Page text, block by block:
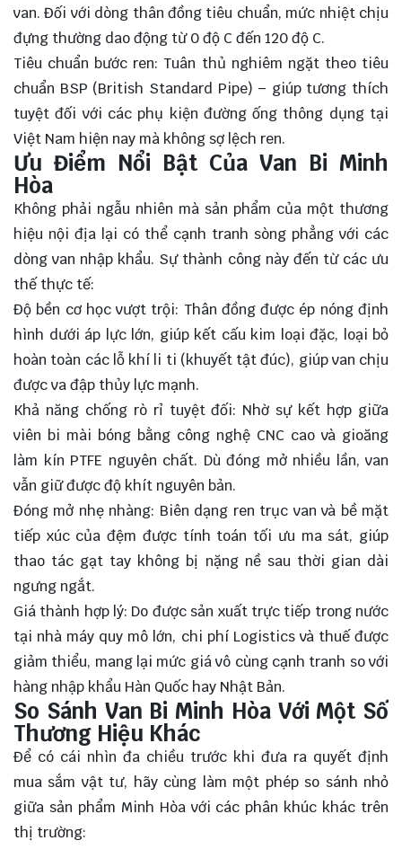
van. Đối với dòng thân đồng tiêu chuẩn, mức nhiệt chịu
đựng thường dao động từ 0 độ C đến 120 độ C.
Tiêu chuẩn bước ren: Tuân thủ nghiêm ngặt theo tiêu
chuẩn BSP (British Standard Pipe) – giúp tương thích
tuyệt đối với các phụ kiện đường ống thông dụng tại
Việt Nam hiện nay mà không sợ lệch ren.
Ưu Điểm Nổi Bật Của Van Bi Minh
Hòa
Không phải ngẫu nhiên mà sản phẩm của một thương
hiệu nội địa lại có thể cạnh tranh sòng phẳng với các
dòng van nhập khẩu. Sự thành công này đến từ các ưu
thế thực tế:
Độ bền cơ học vượt trội: Thân đồng được ép nóng định
hình dưới áp lực lớn, giúp kết cấu kim loại đặc, loại bỏ
hoàn toàn các lỗ khí li ti (khuyết tật đúc), giúp van chịu
được va đập thủy lực mạnh.
Khả năng chống rò rỉ tuyệt đối: Nhờ sự kết hợp giữa
viên bi mài bóng bằng công nghệ CNC cao và gioăng
làm kín PTFE nguyên chất. Dù đóng mở nhiều lần, van
vẫn giữ được độ khít nguyên bản.
Đóng mở nhẹ nhàng: Biên dạng ren trục van và bề mặt
tiếp xúc của đệm được tính toán tối ưu ma sát, giúp
thao tác gạt tay không bị nặng nề sau thời gian dài
ngưng ngắt.
Giá thành hợp lý: Do được sản xuất trực tiếp trong nước
tại nhà máy quy mô lớn, chi phí Logistics và thuế được
giảm thiểu, mang lại mức giá vô cùng cạnh tranh so với
hàng nhập khẩu Hàn Quốc hay Nhật Bản.
So Sánh Van Bi Minh Hòa Với Một Số
Thương Hiệu Khác
Để có cái nhìn đa chiều trước khi đưa ra quyết định
mua sắm vật tư, hãy cùng làm một phép so sánh nhỏ
giữa sản phẩm Minh Hòa với các phân khúc khác trên
thị trường: